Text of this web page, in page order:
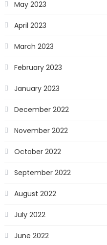
May 2023
April 2023
March 2023
February 2023
January 2023
December 2022
November 2022
October 2022
September 2022
August 2022
July 2022
June 2022